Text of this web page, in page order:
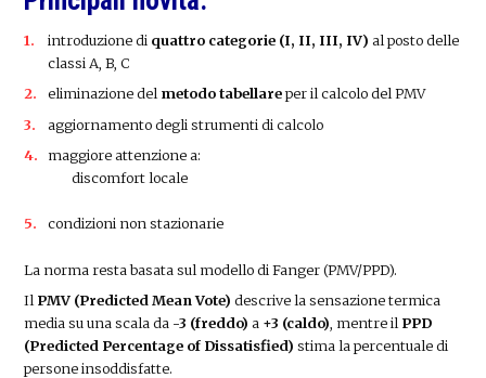
introduzione di quattro categorie (I, II, III, IV) al posto delle
classi A, B, C
eliminazione delmetodo tabellareper il calcolo del PMV
aggiornamento degli strumenti di calcolo
maggiore attenzione a:
discomfort locale
condizioni non stazionarie
La norma resta basata sul modello di Fanger (PMV/PPD).
IlPMV (Predicted Mean Vote) descrive la sensazione termica
media su una scala da -3 (freddo) a +3 (caldo), mentre ilPPD
(Predicted Percentage of Dissatisfied) stima la percentuale di
persone insoddisfatte.